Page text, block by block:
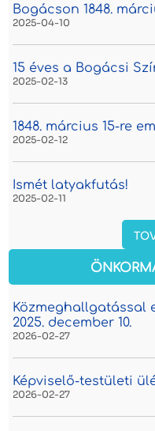
Bogácson 1848.
2025-04-10
15 éves a Bogácsi
2025-02-13
1848. március 15-re
2025-02-12
Ismét latyakfutás!
2025-02-11
Közmeghallgatással
2025. december 10.
2026-02-27
Képviselő-testületi
2026-02-27